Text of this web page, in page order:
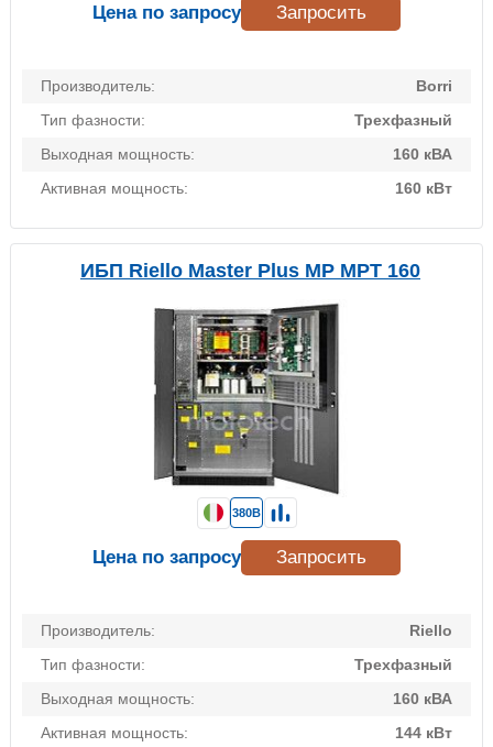
Производитель:
Borri
Тип фазности:
Трехфазный
Выходная мощность:
160 кВА
Активная мощность:
160 кВт
Цена по запросу Запросить
ИБП Riello Master Plus MP MPT 160
Производитель:
Riello
Тип фазности:
Трехфазный
Выходная мощность:
160 кВА
Активная мощность:
144 кВт
380В
Цена по запросу Запросить